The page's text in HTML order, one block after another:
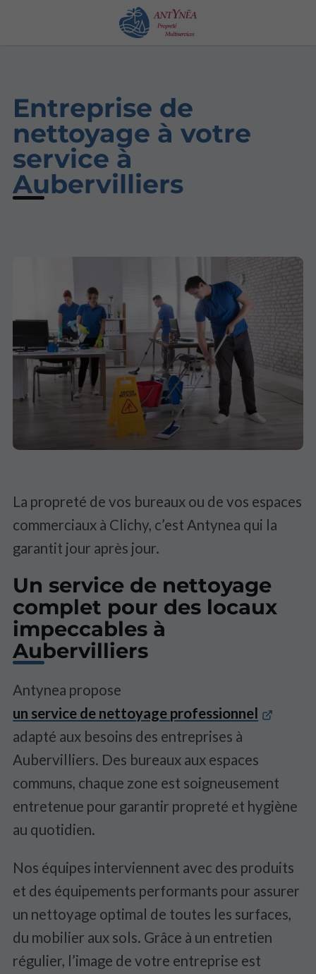
Entreprise de
nettoyage à votre
service à
Aubervilliers
La propreté de vos bureaux ou de vos espaces
commerciaux à Clichy, c’est Antynea qui la
garantit jour après jour.
Un service de nettoyage
complet pour des locaux
impeccables à
Aubervilliers
Antynea propose
un service de nettoyage professionnel
adapté aux besoins des entreprises à
Aubervilliers. Des bureaux aux espaces
communs, chaque zone est soigneusement
entretenue pour garantir propreté et hygiène
au quotidien.
Nos équipes interviennent avec des produits
et des équipements performants pour assurer
un nettoyage optimal de toutes les surfaces,
du mobilier aux sols. Grâce à un entretien
régulier, l’image de votre entreprise est